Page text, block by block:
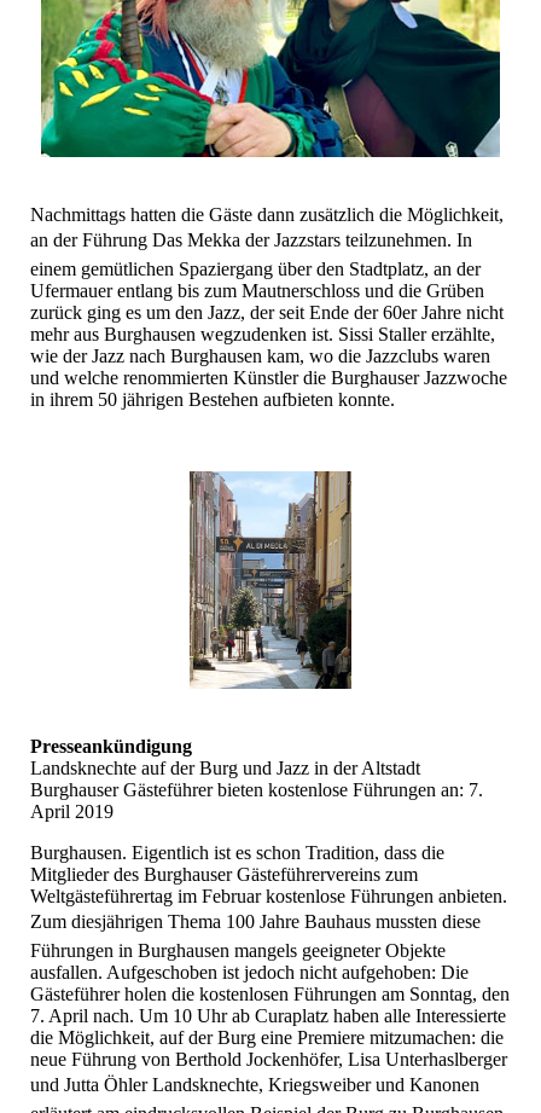
Nachmittags hatten die Gäste dann zusätzlich die Möglichkeit,
an der Führung Das Mekka der Jazzstars teilzunehmen. In
einem gemütlichen Spaziergang über den Stadtplatz, an der
Ufermauer entlang bis zum Mautnerschloss und die Grüben
zurück ging es um den Jazz, der seit Ende der 60er Jahre nicht
mehr aus Burghausen wegzudenken ist. Sissi Staller erzählte,
wie der Jazz nach Burghausen kam, wo die Jazzclubs waren
und welche renommierten Künstler die Burghauser Jazzwoche
in ihrem 50 jährigen Bestehen aufbieten konnte.
Presseankündigung
Landsknechte auf der Burg und Jazz in der Altstadt
Burghauser Gästeführer bieten kostenlose Führungen an: 7.
April 2019
Burghausen. Eigentlich ist es schon Tradition, dass die
Mitglieder des Burghauser Gästeführervereins zum
Weltgästeführertag im Februar kostenlose Führungen anbieten.
Zum diesjährigen Thema 100 Jahre Bauhaus mussten diese
Führungen in Burghausen mangels geeigneter Objekte
ausfallen. Aufgeschoben ist jedoch nicht aufgehoben: Die
Gästeführer holen die kostenlosen Führungen am Sonntag, den
7. April nach. Um 10 Uhr ab Curaplatz haben alle Interessierte
die Möglichkeit, auf der Burg eine Premiere mitzumachen: die
neue Führung von Berthold Jockenhöfer, Lisa Unterhaslberger
und Jutta Öhler Landsknechte, Kriegsweiber und Kanonen